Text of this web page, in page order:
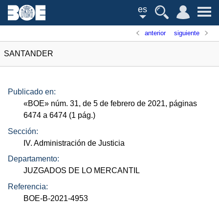
es
anterior siguiente
SANTANDER
Publicado en:
«BOE» núm. 31, de 5 de febrero de 2021, páginas
6474 a 6474 (1 pág.)
Sección:
IV. Administración de Justicia
Departamento:
JUZGADOS DE LO MERCANTIL
Referencia:
BOE-B-2021-4953